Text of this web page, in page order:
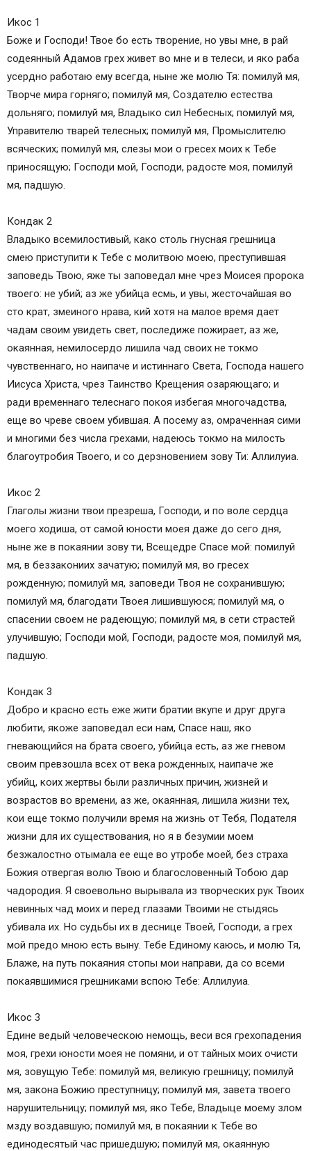
Икос 1
Боже и Господи! Твое бо есть творение, но увы мне, в рай
содеянный Адамов грех живет во мне и в телеси, и яко раба
усердно работаю ему всегда, ныне же молю Тя: помилуй мя,
Творче мира горняго; помилуй мя, Создателю естества
дольняго; помилуй мя, Владыко сил Небесных; помилуй мя,
Управителю тварей телесных; помилуй мя, Промыслителю
всяческих; помилуй мя, слезы мои о гресех моих к Тебе
приносящую; Господи мой, Господи, радосте моя, помилуй
мя, падшую.
Кондак 2
Владыко всемилостивый, како столь гнусная грешница
смею приступити к Тебе с молитвою моею, преступившая
заповедь Твою, яже ты заповедал мне чрез Моисея пророка
твоего: не убий; аз же убийца есмь, и увы, жесточайшая во
сто крат, змеиного нрава, кий хотя на малое время дает
чадам своим увидеть свет, последиже пожирает, аз же,
окаянная, немилосердо лишила чад своих не токмо
чувственнаго, но наипаче и истиннаго Света, Господа нашего
Иисуса Христа, чрез Таинство Крещения озаряющаго; и
ради временнаго телеснаго покоя избегая многочадства,
еще во чреве своем убившая. А посему аз, омраченная сими
и многими без числа грехами, надеюсь токмо на милость
благоутробия Твоего, и со дерзновением зову Ти: Аллилуиа.
Икос 2
Глаголы жизни твои презреша, Господи, и по воле сердца
моего ходиша, от самой юности моея даже до сего дня,
ныне же в покаянии зову ти, Всещедре Спасе мой: помилуй
мя, в беззакониих зачатую; помилуй мя, во гресех
рожденную; помилуй мя, заповеди Твоя не сохранившую;
помилуй мя, благодати Твоея лишившуюся; помилуй мя, о
спасении своем не радеющую; помилуй мя, в сети страстей
улучившую; Господи мой, Господи, радосте моя, помилуй мя,
падшую.
Кондак 3
Добро и красно есть еже жити братии вкупе и друг друга
любити, якоже заповедал еси нам, Спасе наш, яко
гневающийся на брата своего, убийца есть, аз же гневом
своим превзошла всех от века рожденных, наипаче же
убийц, коих жертвы были различных причин, жизней и
возрастов во времени, аз же, окаянная, лишила жизни тех,
кои еще токмо получили время на жизнь от Тебя, Подателя
жизни для их существования, но я в безумии моем
безжалостно отымала ее еще во утробе моей, без страха
Божия отвергая волю Твою и благословенный Тобою дар
чадородия. Я своевольно вырывала из творческих рук Твоих
невинных чад моих и перед глазами Твоими не стыдясь
убивала их. Но судьбы их в деснице Твоей, Господи, а грех
мой предо мною есть выну. Тебе Единому каюсь, и молю Тя,
Блаже, на путь покаяния стопы мои направи, да со всеми
покаявшимися грешниками вспою Тебе: Аллилуиа.
Икос 3
Едине ведый человеческою немощь, веси вся грехопадения
моя, грехи юности моея не помяни, и от тайных моих очисти
мя, зовущую Тебе: помилуй мя, великую грешницу; помилуй
мя, закона Божию преступницу; помилуй мя, завета твоего
нарушительницу; помилуй мя, яко Тебе, Владыце моему злом
мзду воздавшую; помилуй мя, в покаянии к Тебе во
единодесятый час пришедшую; помилуй мя, окаянную